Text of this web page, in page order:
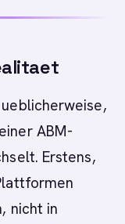
ABM-
Erstens,
nicht in